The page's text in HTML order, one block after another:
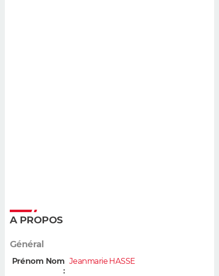
A PROPOS
Général
Prénom Nom
:
Jeanmarie HASSE